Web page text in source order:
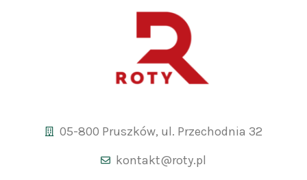
05-800 Pruszków, ul. Przechodnia 32
kontakt@roty.pl